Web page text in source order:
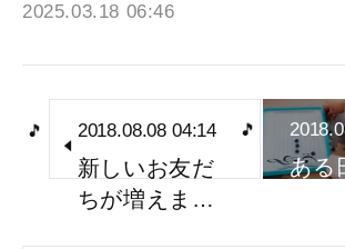
2025.03.18 06:46
2018.08.08 04:14
新しいお友だ
ちが増えま…
ある